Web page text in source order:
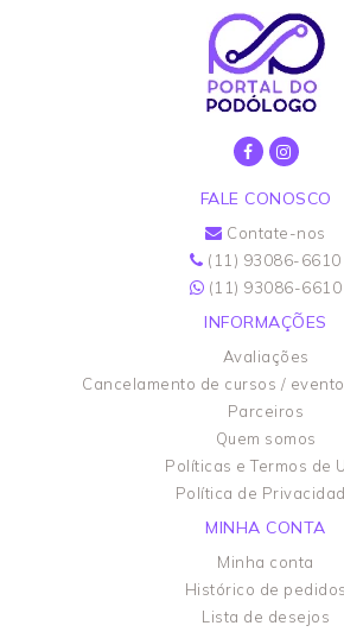
FALE CONOSCO
Contate-nos
(11) 93086-6610
(11) 93086-6610
INFORMAÇÕES
Avaliações
Cancelamento de cursos /
Parceiros
Quem somos
Políticas e Termos de
Política de
MINHA CONTA
Minha conta
Histórico de pedidos
Lista de desejos